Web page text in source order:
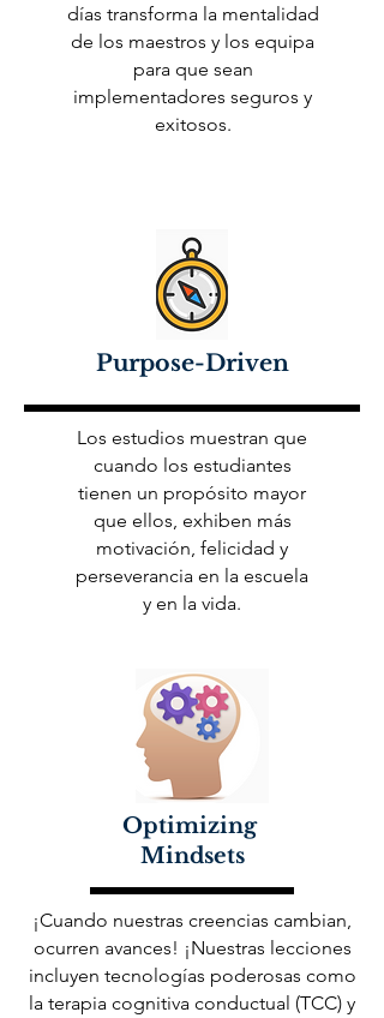
días transforma la mentalidad
de los maestros y los equipa
para que sean
implementadores seguros y
exitosos.
Purpose-Driven
Los estudios muestran que
cuando los estudiantes
tienen un propósito mayor
que ellos, exhiben más
motivación, felicidad y
perseverancia en la escuela
y en la vida.
Optimizing
Mindsets
¡Cuando nuestras creencias cambian,
ocurren avances! ¡Nuestras lecciones
incluyen tecnologías poderosas como
la terapia cognitiva conductual (TCC) y